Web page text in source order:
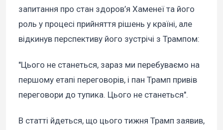
запитання про стан здоров’я Хаменеї та його
роль у процесі прийняття рішень у країні, але
відкинув перспективу його зустрічі з Трампом:
"Цього не станеться, зараз ми перебуваємо на
першому етапі переговорів, і пан Трамп привів
переговори до тупика. Цього не станеться".
В статті йдеться, що цього тижня Трамп заявив,